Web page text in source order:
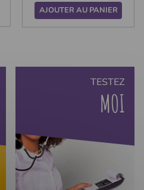
AJOUTER AU PANIER
TESTEZ
MOI